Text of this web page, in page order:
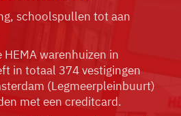
schoolspullen tot aan
warenhuizen in
in totaal 374 vestigingen
(Legmeerpleinbuurt)
met een creditcard.